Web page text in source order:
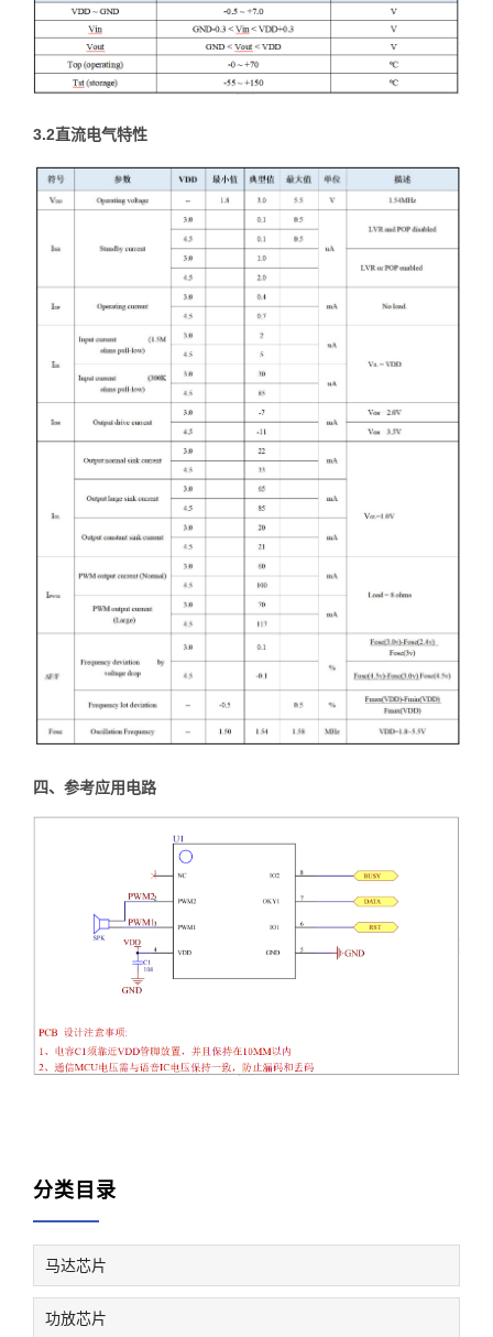
3.2直流电气特性
四、参考应用电路
分类目录
马达芯片
功放芯片